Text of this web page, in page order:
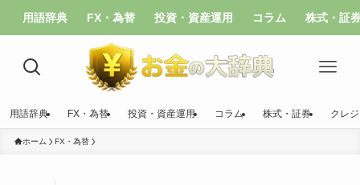
用語辞典 FX・為替 投資・資産運用 コラム 株式・証
用語辞典 FX・為替 投資・資産運用 コラム 株式・証券 クレ
ホーム FX・為替